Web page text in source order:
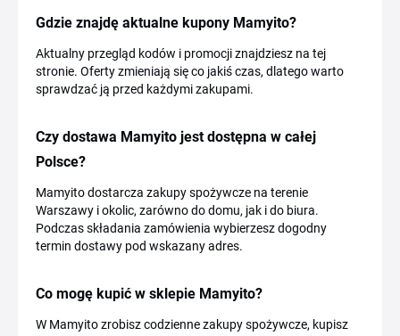
Gdzie znajdę aktualne kupony Mamyito?
Aktualny przegląd kodów i promocji znajdziesz na tej
stronie. Oferty zmieniają się co jakiś czas, dlatego warto
sprawdzać ją przed każdymi zakupami.
Czy dostawa Mamyito jest dostępna w całej
Polsce?
Mamyito dostarcza zakupy spożywcze na terenie
Warszawy i okolic, zarówno do domu, jak i do biura.
Podczas składania zamówienia wybierzesz dogodny
termin dostawy pod wskazany adres.
Co mogę kupić w sklepie Mamyito?
W Mamyito zrobisz codzienne zakupy spożywcze, kupisz